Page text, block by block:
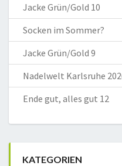
Jacke Grün/Gold 10
Socken im Sommer?
Jacke Grün/Gold 9
Nadelwelt Karlsruhe
Ende gut, alles gut 12
KATEGORIEN